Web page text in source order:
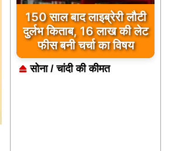
कुछ मोहब्बतें मुकम्मल होकर भी
अधूरी रह जाती हैं… ‘मुसाफिर
कैफे’ उसी दर्द का नाम है
सोना / चांदी की कीमत